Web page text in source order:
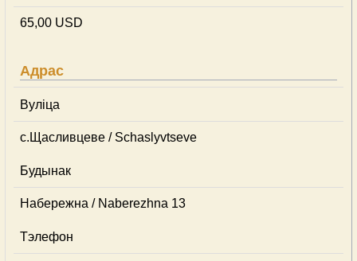
65,00 USD
Адрас
Вуліца
с.Щасливцеве / Schaslyvtseve
Будынак
Набережна / Naberezhna 13
Тэлефон